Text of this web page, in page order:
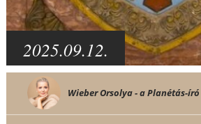
2025.09.12.
Wieber Orsolya - a Planétás-író